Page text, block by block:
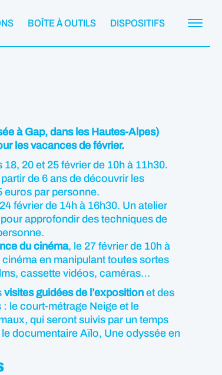
BOÎTE À OUTILS DISPOSITIFS
à Gap, dans les Hautes-Alpes)
les vacances de février.
18, 20 et 25 février de 10h à 11h30.
de 6 ans de découvrir les
euros par personne.
février de 14h à 16h30. Un atelier
approfondir des techniques de
du cinéma, le 27 février de 10h à
en manipulant toutes sortes
cassette vidéos, caméras…
visites guidées de l’exposition et des
le court-métrage Neige et le
qui seront suivis par un temps
documentaire Aïlo, Une odyssée en